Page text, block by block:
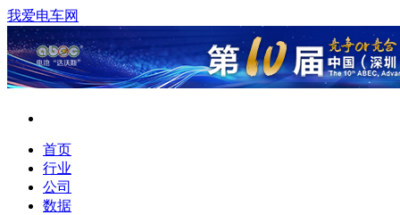
我爱电车网
首页
行业
公司
数据